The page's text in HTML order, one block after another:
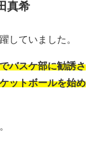
真希
していました。
バスケ部に勧誘さ
ットボールを始め